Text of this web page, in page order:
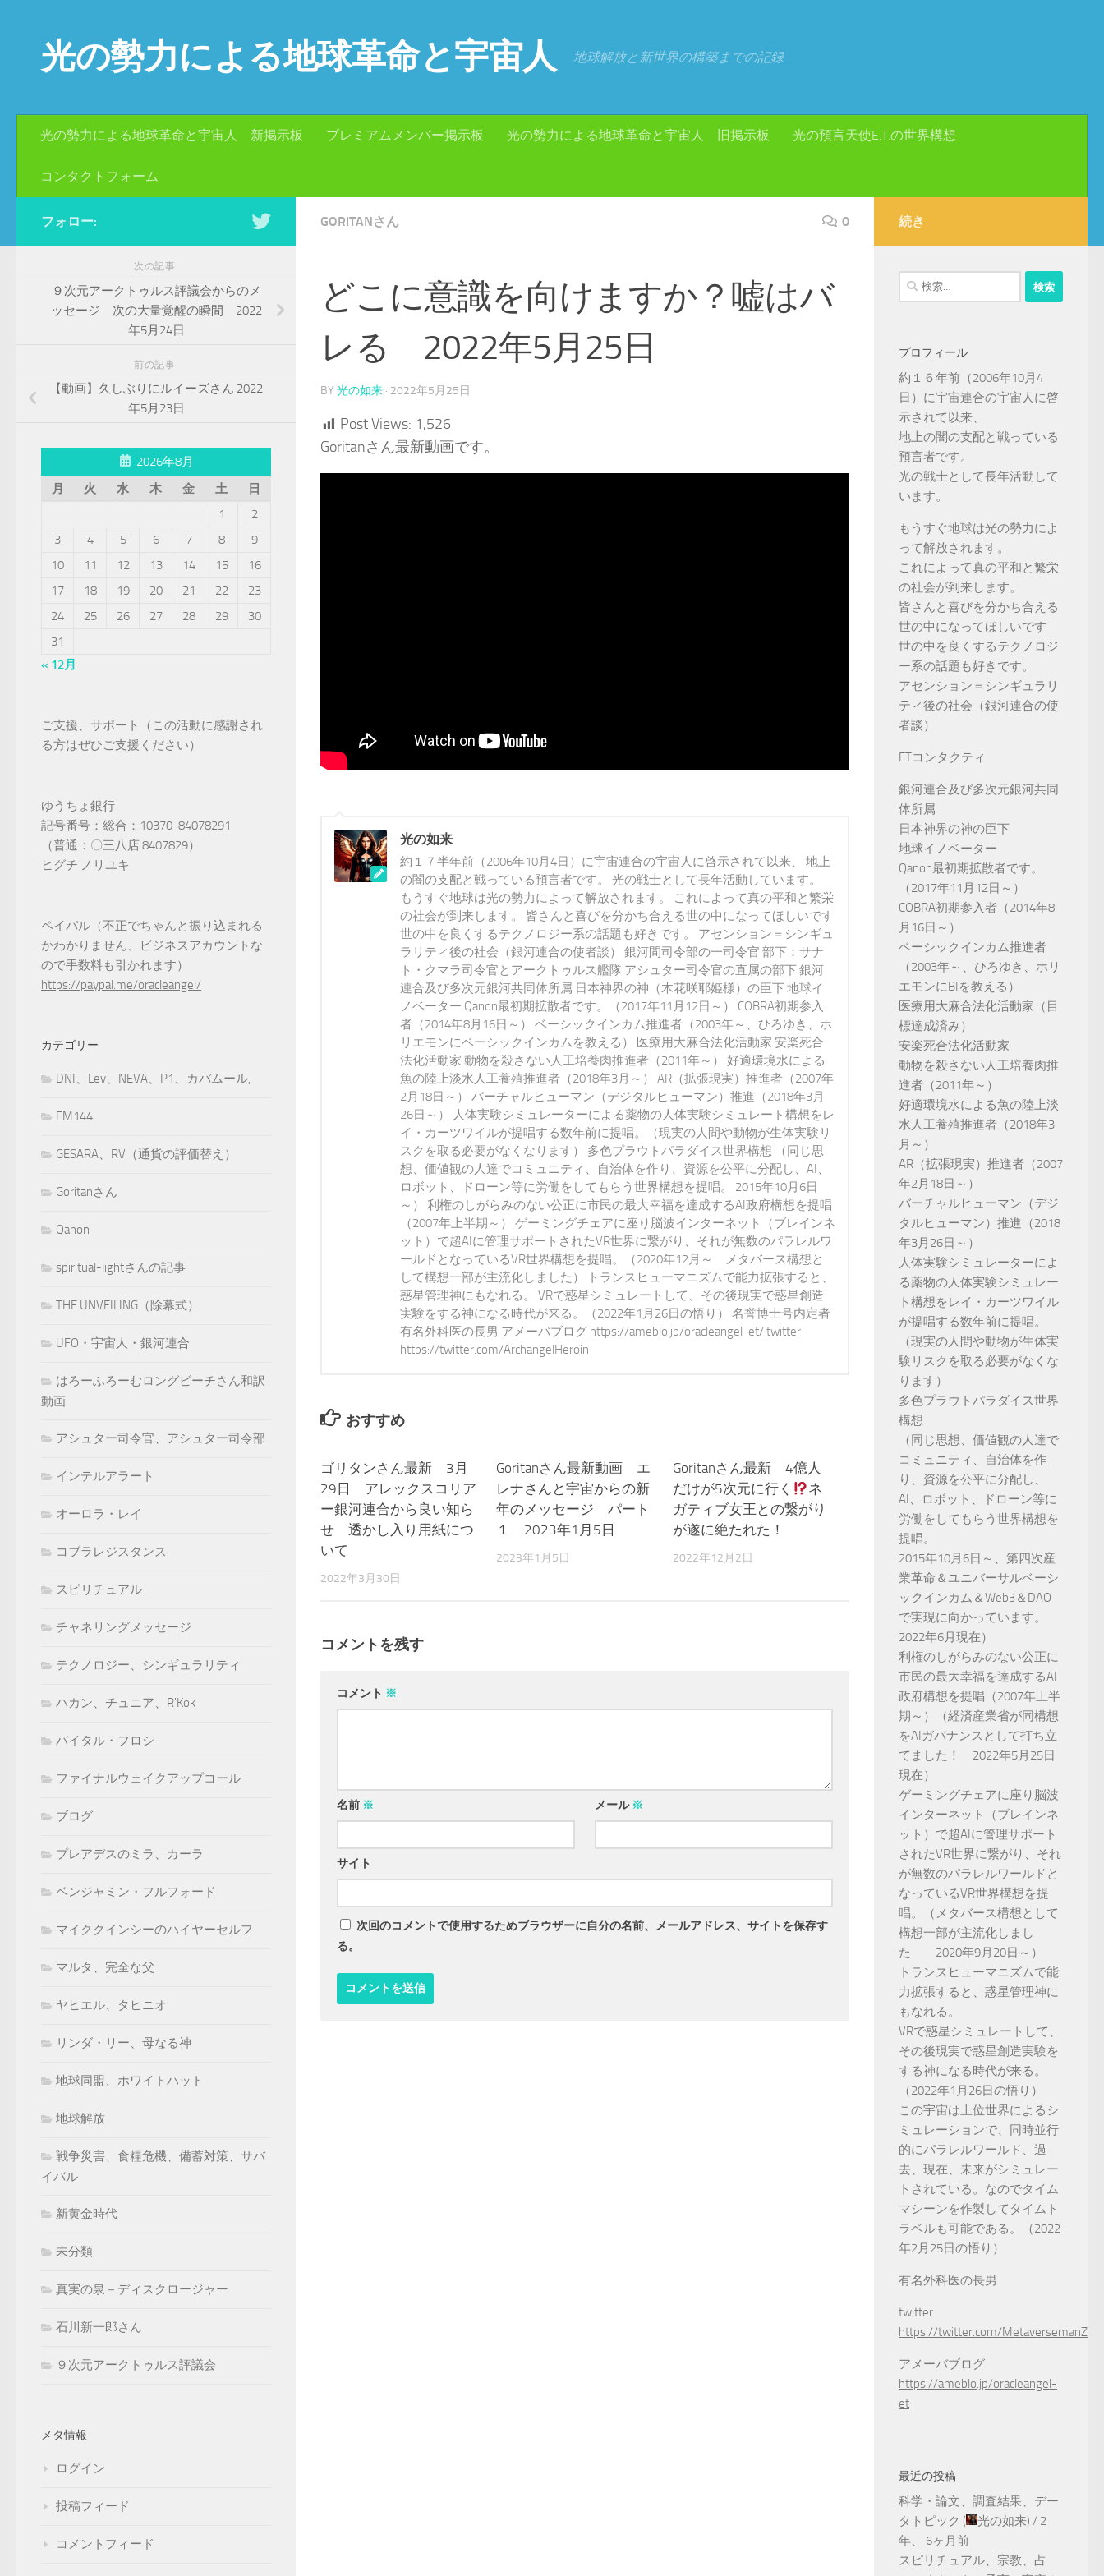
光の勢力による地球革命と宇宙人 地球解放と新世界の構築までの記録
光の勢力による地球革命と宇宙人 新掲示板 プレミアムメンバー掲示板 光の勢力による地球革命と宇宙人 旧掲示板 光の預言天使E.T.の世界構想
コンタクトフォーム
GORITANさん 0
どこに意識を向けますか？嘘はバ
レる 2022年5月25日
BY 光の如来 · 2022年5月25日
Post Views: 1,526
Goritanさん最新動画です。
光の如来
約１７半年前（2006年10月4日）に宇宙連合の宇宙人に啓示されて以来、 地上
の闇の支配と戦っている預言者です。 光の戦士として長年活動しています。
もうすぐ地球は光の勢力によって解放されます。 これによって真の平和と繁栄
の社会が到来します。 皆さんと喜びを分かち合える世の中になってほしいです
世の中を良くするテクノロジー系の話題も好きです。 アセンション＝シンギュ
ラリティ後の社会（銀河連合の使者談） 銀河間司令部の一司令官 部下：サナ
ト・クマラ司令官とアークトゥルス艦隊 アシュター司令官の直属の部下 銀河
連合及び多次元銀河共同体所属 日本神界の神（木花咲耶姫様）の臣下 地球イ
ノベーター Qanon最初期拡散者です。（2017年11月12日～） COBRA初期参入
者（2014年8月16日～） ベーシックインカム推進者（2003年～、ひろゆき、ホ
リエモンにベーシックインカムを教える） 医療用大麻合法化活動家 安楽死合
法化活動家 動物を殺さない人工培養肉推進者（2011年～） 好適環境水による
魚の陸上淡水人工養殖推進者（2018年3月～） AR（拡張現実）推進者（2007年
2月18日～） バーチャルヒューマン（デジタルヒューマン）推進（2018年3月
26日～） 人体実験シミュレーターによる薬物の人体実験シミュレート構想をレ
イ・カーツワイルが提唱する数年前に提唱。（現実の人間や動物が生体実験リ
スクを取る必要がなくなります） 多色プラウトパラダイス世界構想 （同じ思
想、価値観の人達でコミュニティ、自治体を作り、資源を公平に分配し、AI、
ロボット、ドローン等に労働をしてもらう世界構想を提唱。 2015年10月6日
～） 利権のしがらみのない公正に市民の最大幸福を達成するAI政府構想を提唱
（2007年上半期～） ゲーミングチェアに座り脳波インターネット（ブレインネ
ット）で超AIに管理サポートされたVR世界に繋がり、それが無数のパラレルワ
ールドとなっているVR世界構想を提唱。（2020年12月～ メタバース構想と
して構想一部が主流化しました） トランスヒューマニズムで能力拡張すると、
惑星管理神にもなれる。 VRで惑星シミュレートして、その後現実で惑星創造
実験をする神になる時代が来る。（2022年1月26日の悟り） 名誉博士号内定者
有名外科医の長男 アメーバブログ https://ameblo.jp/oracleangel-et/ twitter
https://twitter.com/ArchangelHeroin
おすすめ
3,375
ゴリタンさん最新 3月
29日 アレックスコリア
ー銀河連合から良い知ら
せ 透かし入り用紙につ
いて
2022年3月30日
Goritanさん最新動画 エ
レナさんと宇宙からの新
年のメッセージ パート
１ 2023年1月5日
2023年1月5日
Goritanさん最新 4億人
だけが5次元に行く
ネ
ガティブ女王との繋がり
が遂に絶たれた！
2022年12月2日
コメントを残す
コメント ※
名前 ※ メール ※
サイト
次回のコメントで使用するためブラウザーに自分の名前、メールアドレス、サイトを保存す
る。
フォロー:
次の記事
９次元アークトゥルス評議会からのメ
ッセージ 次の大量覚醒の瞬間 2022
年5月24日
前の記事
【動画】久しぶりにルイーズさん 2022
年5月23日
2026年8月
月
火 水 木 金 土
日
1
2
3
4 5 6 7 8
9
10
11 12 13 14 15
16
17
18 19 20 21 22
23
24
25 26 27 28 29
30
31
« 12月
ご支援、サポート（この活動に感謝され
る方はぜひご支援ください）
ゆうちょ銀行
記号番号：総合：10370-84078291
（普通：〇三八店 8407829）
ヒグチ ノリユキ
ペイパル（不正でちゃんと振り込まれる
かわかりません、ビジネスアカウントな
ので手数料も引かれます）
https://paypal.me/oracleangel/
カテゴリー
DNI、Lev、NEVA、P1、カバムール,
FM144
GESARA、RV（通貨の評価替え）
Goritanさん
Qanon
spiritual-lightさんの記事
THE UNVEILING（除幕式）
UFO・宇宙人・銀河連合
はろーふろーむロングビーチさん和訳
動画
アシュター司令官、アシュター司令部
インテルアラート
オーロラ・レイ
コブラレジスタンス
スピリチュアル
チャネリングメッセージ
テクノロジー、シンギュラリティ
ハカン、チュニア、R'Kok
バイタル・フロシ
ファイナルウェイクアップコール
ブログ
プレアデスのミラ、カーラ
ベンジャミン・フルフォード
マイククインシーのハイヤーセルフ
マルタ、完全な父
ヤヒエル、タヒニオ
リンダ・リー、母なる神
地球同盟、ホワイトハット
地球解放
戦争災害、食糧危機、備蓄対策、サバ
イバル
新黄金時代
未分類
真実の泉－ディスクロージャー
石川新一郎さん
９次元アークトゥルス評議会
メタ情報
ログイン
投稿フィード
コメントフィード
続き
検
索:
プロフィール
約１６年前（2006年10月4
日）に宇宙連合の宇宙人に啓
示されて以来、
地上の闇の支配と戦っている
預言者です。
光の戦士として長年活動して
います。
もうすぐ地球は光の勢力によ
って解放されます。
これによって真の平和と繁栄
の社会が到来します。
皆さんと喜びを分かち合える
世の中になってほしいです
世の中を良くするテクノロジ
ー系の話題も好きです。
アセンション＝シンギュラリ
ティ後の社会（銀河連合の使
者談）
ETコンタクティ
銀河連合及び多次元銀河共同
体所属
日本神界の神の臣下
地球イノベーター
Qanon最初期拡散者です。
（2017年11月12日～）
COBRA初期参入者（2014年8
月16日～）
ベーシックインカム推進者
（2003年～、ひろゆき、ホリ
エモンにBIを教える）
医療用大麻合法化活動家（目
標達成済み）
安楽死合法化活動家
動物を殺さない人工培養肉推
進者（2011年～）
好適環境水による魚の陸上淡
水人工養殖推進者（2018年3
月～）
AR（拡張現実）推進者（2007
年2月18日～）
バーチャルヒューマン（デジ
タルヒューマン）推進（2018
年3月26日～）
人体実験シミュレーターによ
る薬物の人体実験シミュレー
ト構想をレイ・カーツワイル
が提唱する数年前に提唱。
（現実の人間や動物が生体実
験リスクを取る必要がなくな
ります）
多色プラウトパラダイス世界
構想
（同じ思想、価値観の人達で
コミュニティ、自治体を作
り、資源を公平に分配し、
AI、ロボット、ドローン等に
労働をしてもらう世界構想を
提唱。
2015年10月6日～、第四次産
業革命＆ユニバーサルベーシ
ックインカム＆Web3＆DAO
で実現に向かっています。
2022年6月現在）
利権のしがらみのない公正に
市民の最大幸福を達成するAI
政府構想を提唱（2007年上半
期～）（経済産業省が同構想
をAIガバナンスとして打ち立
てました！ 2022年5月25日
現在）
ゲーミングチェアに座り脳波
インターネット（ブレインネ
ット）で超AIに管理サポート
されたVR世界に繋がり、それ
が無数のパラレルワールドと
なっているVR世界構想を提
唱。（メタバース構想として
構想一部が主流化しまし
た 2020年9月20日～）
トランスヒューマニズムで能
力拡張すると、惑星管理神に
もなれる。
VRで惑星シミュレートして、
その後現実で惑星創造実験を
する神になる時代が来る。
（2022年1月26日の悟り）
この宇宙は上位世界によるシ
ミュレーションで、同時並行
的にパラレルワールド、過
去、現在、未来がシミュレー
トされている。なのでタイム
マシーンを作製してタイムト
ラベルも可能である。（2022
年2月25日の悟り）
有名外科医の長男
twitter
https://twitter.com/MetaversemanZ
アメーバブログ
https://ameblo.jp/oracleangel-
et
最近の投稿
科学・論文、調査結果、デー
タトピック ( 光の如来) / 2
年、 6ヶ月前
スピリチュアル、宗教、占